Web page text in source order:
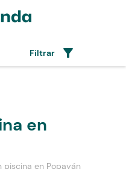
Filtrar filter_alt
en
en Popayán